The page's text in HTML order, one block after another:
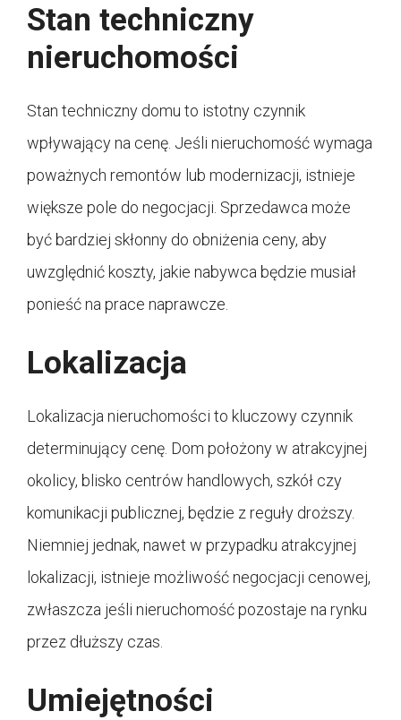
Stan techniczny
nieruchomości
Stan techniczny domu to istotny czynnik
wpływający na cenę. Jeśli nieruchomość wymaga
poważnych remontów lub modernizacji, istnieje
większe pole do negocjacji. Sprzedawca może
być bardziej skłonny do obniżenia ceny, aby
uwzględnić koszty, jakie nabywca będzie musiał
ponieść na prace naprawcze.
Lokalizacja
Lokalizacja nieruchomości to kluczowy czynnik
determinujący cenę. Dom położony w atrakcyjnej
okolicy, blisko centrów handlowych, szkół czy
komunikacji publicznej, będzie z reguły droższy.
Niemniej jednak, nawet w przypadku atrakcyjnej
lokalizacji, istnieje możliwość negocjacji cenowej,
zwłaszcza jeśli nieruchomość pozostaje na rynku
przez dłuższy czas.
Umiejętności